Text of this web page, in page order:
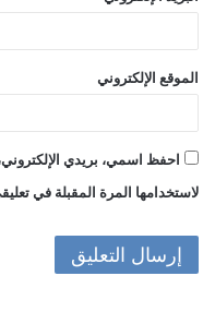
الموقع الإلكتروني
احفظ اسمي، بريدي
لاستخدامها المرة المقبلة في